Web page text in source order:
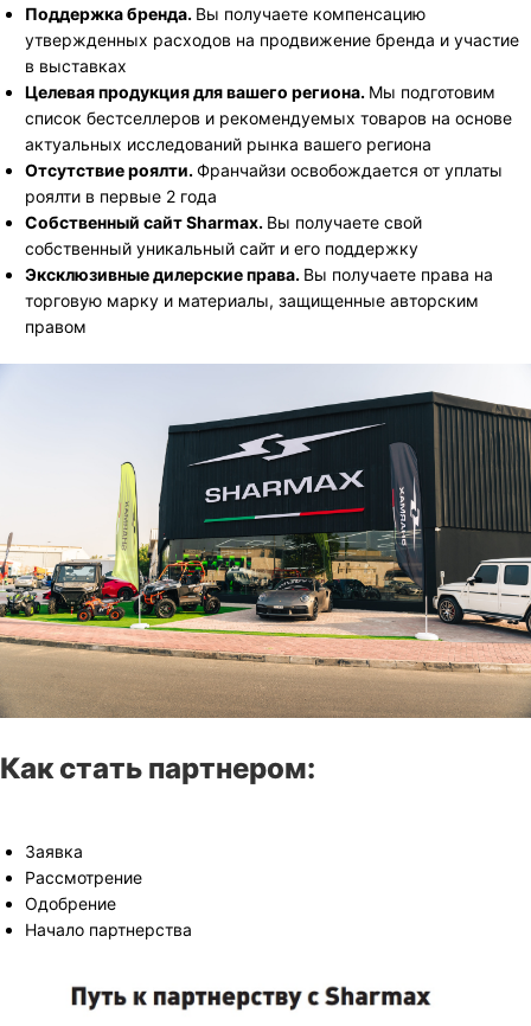
Поддержка бренда. Вы получаете компенсацию
утвержденных расходов на продвижение бренда и участие
в выставках
Целевая продукциядля вашего региона. Мы подготовим
список бестселлеров и рекомендуемых товаров на основе
актуальных исследований рынка вашего региона
Отсутствие роялти.Франчайзи освобождается от уплаты
роялти в первые 2 года
Собственный сайт Sharmax. Вы получаете свой
собственный уникальный сайт и его поддержку
Эксклюзивные дилерские права. Вы получаете права на
торговую марку и материалы, защищенные авторским
правом
Как стать партнером:
Заявка
Рассмотрение
Одобрение
Начало партнерства